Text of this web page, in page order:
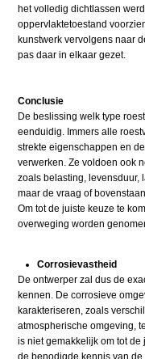
het volledig dichtlassen
oppervlaktetoestand
kunstwerk vervolgens naar
pas daar in elkaar gezet.
Conclusie
De beslissing welk type
eenduidig. Immers alle
strekte eigenschappen en
verwerken. Ze voldoen ook
zoals belasting,
maar de vraag of
Om tot de juiste keuze te
overweging worden
Corrosievastheid
De ontwerper zal dus de
kennen. De corrosieve
karakteriseren, zoals
atmospherische omgeving,
is niet gemakkelijk om tot
de benodigde kennis van